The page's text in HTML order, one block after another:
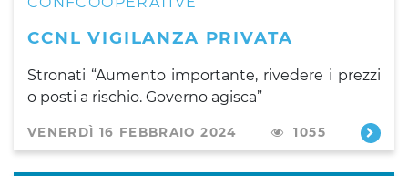
CCNL VIGILANZA PRIVATA
Stronati “Aumento importante, rivedere i prezzi
o posti a rischio. Governo agisca”
VENERDÌ 16 FEBBRAIO 2024 1055